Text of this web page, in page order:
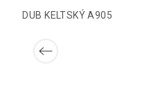
DUB KELTSKÝ A905